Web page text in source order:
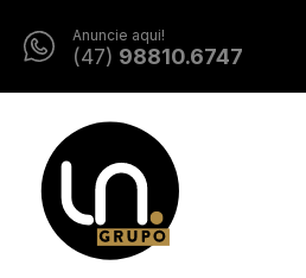
Anuncie aqui!
(47) 98810.6747